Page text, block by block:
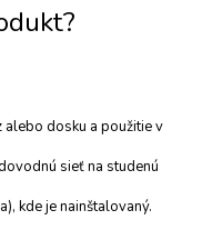
alebo dosku a použitie v
sieť na studenú
kde je nainštalovaný.